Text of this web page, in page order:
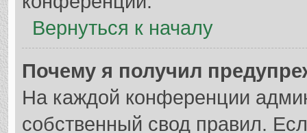
Вернуться к началу
Почему я получил
На каждой конференции
собственный свод правил.